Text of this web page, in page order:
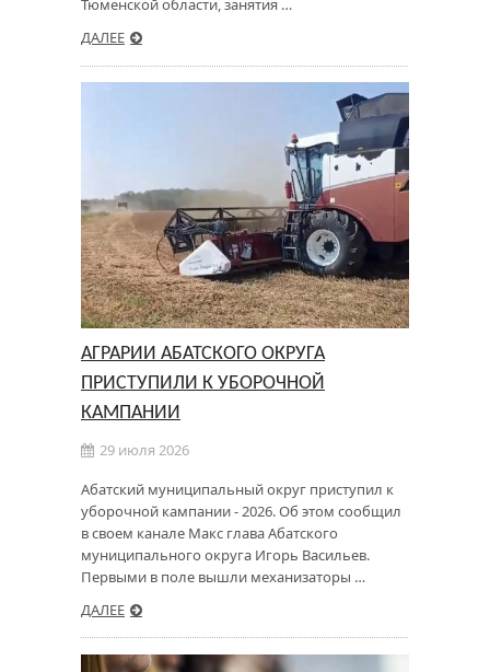
Тюменской области, занятия …
ДАЛЕЕ
АГРАРИИ АБАТСКОГО ОКРУГА
ПРИСТУПИЛИ К УБОРОЧНОЙ
КАМПАНИИ
29 июля 2026
Абатский муниципальный округ приступил к
уборочной кампании - 2026. Об этом сообщил
в своем канале Макс глава Абатского
муниципального округа Игорь Васильев.
Первыми в поле вышли механизаторы …
ДАЛЕЕ